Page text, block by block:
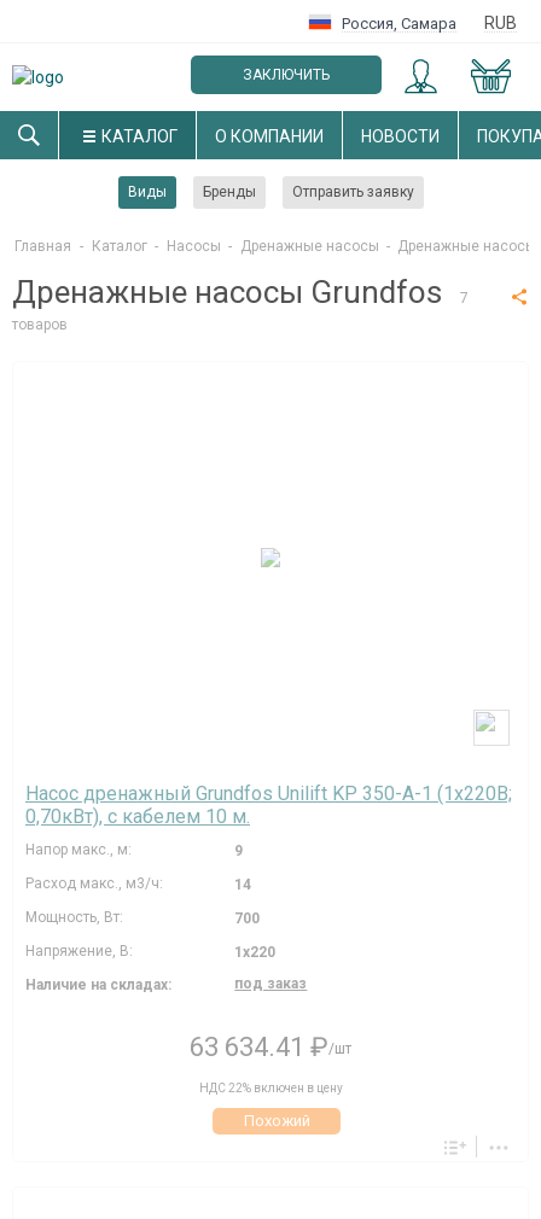
Россия, Самара RUB
ЗАКЛЮЧИТЬ
ОПТОВЫЙ ДОГОВОР
КАТАЛОГ О КОМПАНИИ НОВОСТИ
Виды Бренды Отправить заявку
Главная - Каталог - Насосы - Дренажные насосы - Дренажные насосы
Дренажные насосы Grundfos
7
товаров
Насос дренажный Grundfos Unilift KP 350-A-1 (1х220В;
0,70кВт), с кабелем 10 м.
Напор макс., м:
9
Расход макс., м3/ч:
14
Мощность, Вт:
700
Напряжение, В:
1х220
Наличие на складах:
под заказ
63 634.41 ₽/шт
НДС 22% включен в цену
Похожий